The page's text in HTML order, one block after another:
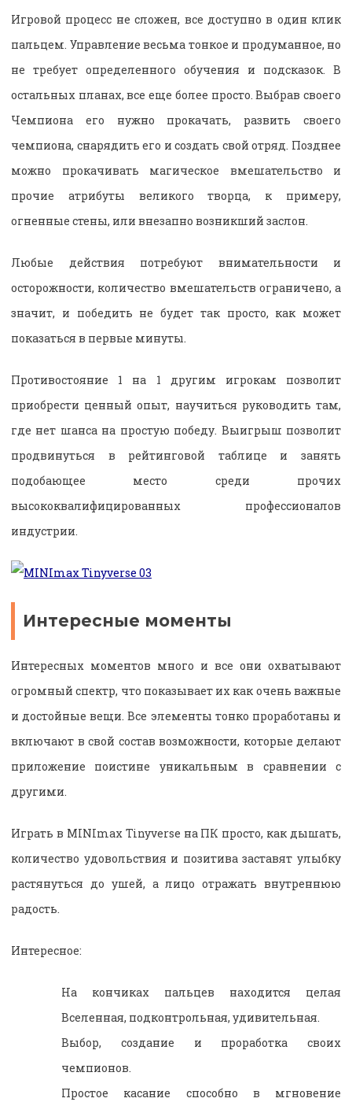
Игровой процесс не сложен, все доступно в один клик
пальцем. Управление весьма тонкое и продуманное, но
не требует определенного обучения и подсказок. В
остальных планах, все еще более просто. Выбрав своего
Чемпиона его нужно прокачать, развить своего
чемпиона, снарядить его и создать свой отряд. Позднее
можно прокачивать магическое вмешательство и
прочие атрибуты великого творца, к примеру,
огненные стены, или внезапно возникший заслон.
Любые действия потребуют внимательности и
осторожности, количество вмешательств ограничено, а
значит, и победить не будет так просто, как может
показаться в первые минуты.
Противостояние 1 на 1 другим игрокам позволит
приобрести ценный опыт, научиться руководить там,
где нет шанса на простую победу. Выигрыш позволит
продвинуться в рейтинговой таблице и занять
подобающее место среди прочих
высококвалифицированных профессионалов
индустрии.
Интересные моменты
Интересных моментов много и все они охватывают
огромный спектр, что показывает их как очень важные
и достойные вещи. Все элементы тонко проработаны и
включают в свой состав возможности, которые делают
приложение поистине уникальным в сравнении с
другими.
Играть в MINImax Tinyverse на ПК просто, как дышать,
количество удовольствия и позитива заставят улыбку
растянуться до ушей, а лицо отражать внутреннюю
радость.
Интересное:
На кончиках пальцев находится целая
Вселенная, подконтрольная, удивительная.
Выбор, создание и проработка своих
чемпионов.
Простое касание способно в мгновение